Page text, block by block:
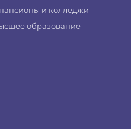
и колледжи
образование